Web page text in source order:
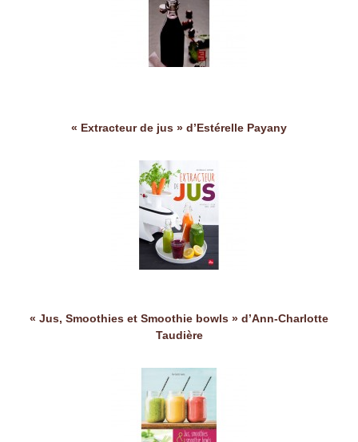
« Extracteur de jus » d’Estérelle Payany
« Jus, Smoothies et Smoothie bowls » d’Ann-Charlotte
Taudière